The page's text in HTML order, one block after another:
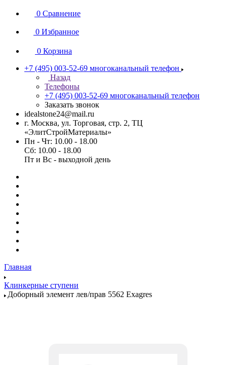
0 Сравнение
0 Избранное
0 Корзина
+7 (495) 003-52-69 многоканальный телефон
Назад
Телефоны
+7 (495) 003-52-69 многоканальный телефон
Заказать звонок
idealstone24@mail.ru
г. Москва, ул. Торговая, стр. 2, ТЦ
«ЭлитСтройМатериалы»
Пн - Чт: 10.00 - 18.00
Сб: 10.00 - 18.00
Пт и Вс - выходной день
Главная
Клинкерные ступени
Доборный элемент лев/прав 5562 Exagres